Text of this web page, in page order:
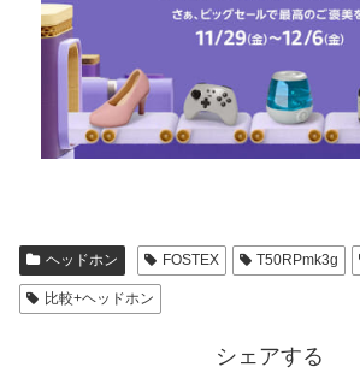
ヘッドホン FOSTEX T50RPmk3g
比較+ヘッドホン
シェアする